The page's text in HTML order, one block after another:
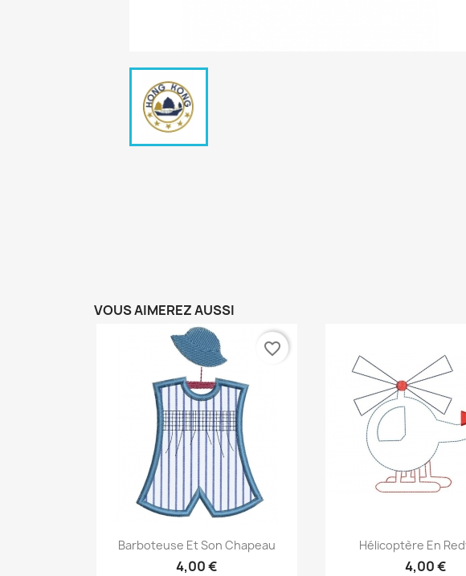
VOUS AIMEREZ AUSSI
Aperçu rapide
Barboteuse Et Son Chapeau
4,00 €
favorite_border
Aperçu
Hélicoptère En
4,00 €